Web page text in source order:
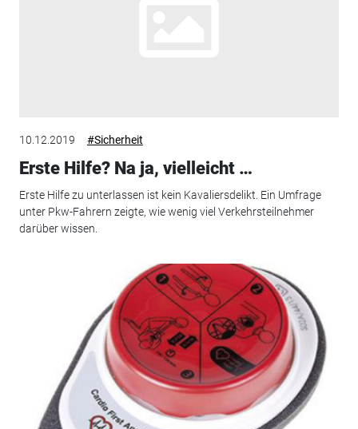
10.12.2019 #Sicherheit
Erste Hilfe? Na ja, vielleicht …
Erste Hilfe zu unterlassen ist kein Kavaliersdelikt. Ein Umfrage
unter Pkw-Fahrern zeigte, wie wenig viel Verkehrsteilnehmer
darüber wissen.